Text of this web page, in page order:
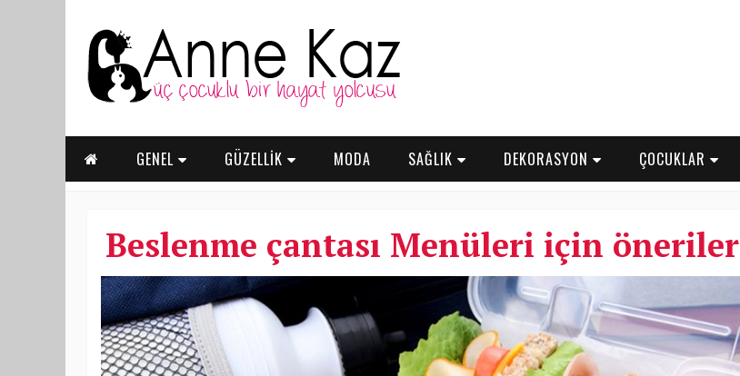
GENEL GÜZELLİK MODA SAĞLIK DEKORASYON ÇOCUKLAR
Beslenme çantası Menüleri için öneriler